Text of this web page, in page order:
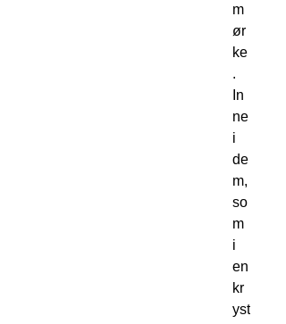
m
ør
ke
.
In
ne
i
de
m,
so
m
i
en
kr
yst